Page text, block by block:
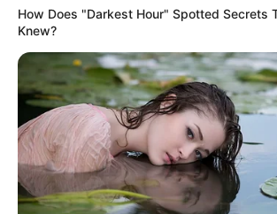
UNIRSE AL CANAL DE
Un hombre que se encontraba sentado
Bogotáfalleció luego de ser arrollado
que transitaba por la zona. El accidente
aproximadamente a las 4:20 de la
domingo 2 de abril.Por el momento se
How Does "Darkest Hour" Spotted Secrets
Knew?